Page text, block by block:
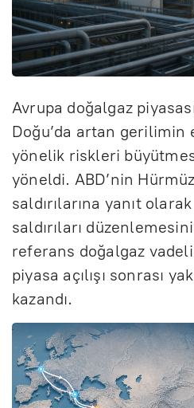
Avrupa doğalgaz
Doğu’da artan gerilimin
yönelik riskleri
yöneldi. ABD’nin
saldırılarına yanıt
saldırıları
referans doğalgaz
piyasa açılışı sonrası
kazandı.